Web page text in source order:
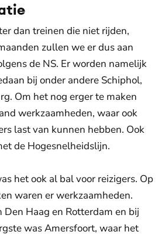
dan treinen die niet rijden,
zullen we er dus aan
de NS. Er worden namelijk
bij onder andere Schiphol,
Om het nog erger te maken
werkzaamheden, waar ook
last van kunnen hebben. Ook
de Hogesnelheidslijn.
het ook al bal voor reizigers. Op
waren er werkzaamheden.
Den Haag en Rotterdam en bij
was Amersfoort, waar het